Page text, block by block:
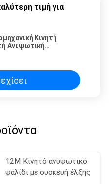
τιμή για
Κινητή
Ανυψωτική
12M Κινητό ανυψωτικό
ψαλίδι με συσκευή έλξης